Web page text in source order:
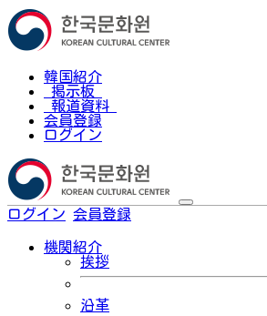
韓国紹介
掲示板
報道資料
会員登録
ログイン
ログイン 会員登録
機関紹介
挨拶
沿革